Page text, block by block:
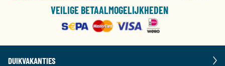
VEILIGE BETAALMOGELIJKHEDEN
DUIKVAKANTIES